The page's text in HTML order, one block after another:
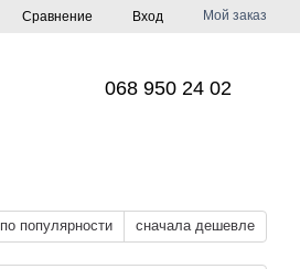
Сравнение Вход Мой заказ
068 950 24 02
по популярности сначала дешевле